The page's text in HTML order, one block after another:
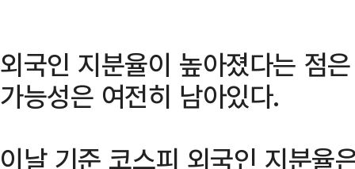
외국인 지분율이 높아졌다는 점
가능성은 여전히 남아있다.
이날 기준 코스피 외국인 지분